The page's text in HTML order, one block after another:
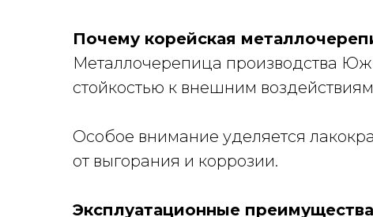
Почему корейская
Металлочерепица производства
стойкостью к внешним
Особое внимание уделяется
от выгорания и коррозии.
Эксплуатационные